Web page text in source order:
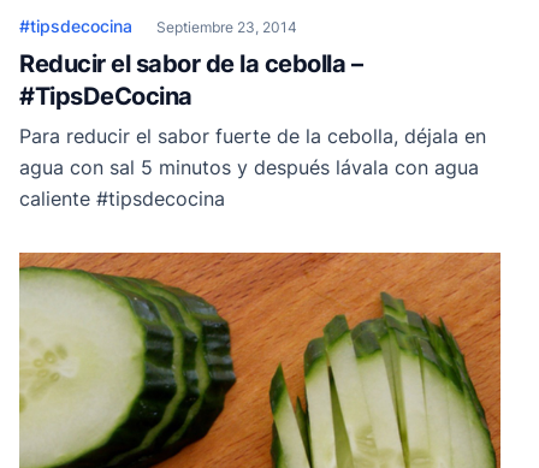
#tipsdecocina Septiembre 23, 2014
Reducir el sabor de la cebolla –
#TipsDeCocina
Para reducir el sabor fuerte de la cebolla, déjala en
agua con sal 5 minutos y después lávala con agua
caliente #tipsdecocina